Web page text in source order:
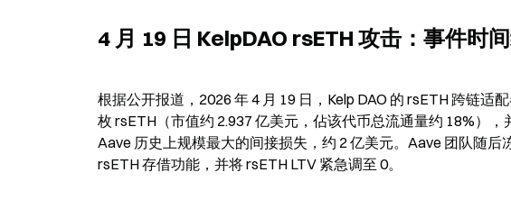
4 月 19 日 KelpDAO rsETH 攻击：事件时
根据公开报道，2026 年 4 月 19 日，Kelp DAO 的 rsETH 跨链
枚 rsETH（市值约 2.937 亿美元，佔该代币总流通量约 18%）
Aave 历史上规模最大的间接损失，约 2 亿美元。Aave 团队随
rsETH 存借功能，并将 rsETH LTV 紧急调至 0。